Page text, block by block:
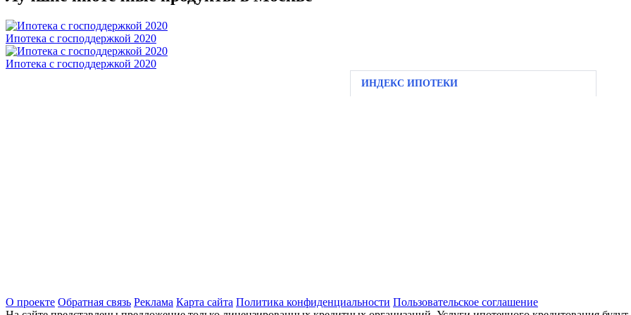
Ипотека с господдержкой 2020
Ипотека с господдержкой 2020
ИНДЕКС ИПОТЕКИ
О проекте Обратная связь Реклама Карта сайта Политика конфиденциальности Пользовательское соглашение